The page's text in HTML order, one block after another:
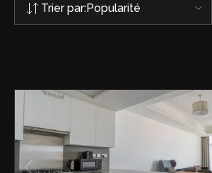
Trier par:Popularité